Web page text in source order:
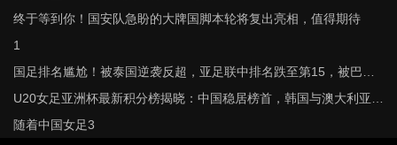
终于等到你！国安队急盼的大牌国脚本轮将复出亮相，值得期待
1
国足排名尴尬！被泰国逆袭反超，亚足联中排名跌至第15，被巴勒
斯坦紧逼
U20女足亚洲杯最新积分榜揭晓：中国稳居榜首，韩国与澳大利亚表
现抢眼
随着中国女足3